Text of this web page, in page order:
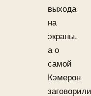
выхода
на
экраны,
а о
самой
Кэмерон